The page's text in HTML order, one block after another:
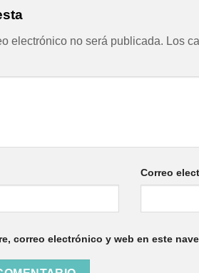
electrónico no será publicada. Los
Correo
correo electrónico y web en este